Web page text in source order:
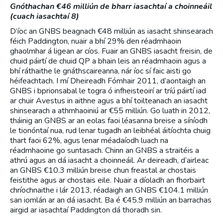
Gnóthachan €46 milliún de bharr iasachtaí a choinneáil
(cuach iasachtaí 8)
D’íoc an GNBS beagnach €48 milliún as iasacht shinsearach
féich Paddington, nuair a bhí 29% den réadmhaoin
ghaolmhar á ligean ar cíos. Fuair an GNBS iasacht freisin, de
chuid páirtí de chuid QP a bhain leis an réadmhaoin agus a
bhí ráthaithe le gnáthscaireanna, nár íoc sí faic aisti go
héifeachtach. I mí Dheireadh Fómhair 2011, d’aontaigh an
GNBS i bprionsabal le togra ó infheisteoirí ar tríú páirtí iad
ar chuir Avestus in aithne agus a bhí toilteanach an iasacht
shinsearach a athmhaoiniú ar €55 milliún. Go luath in 2012,
tháinig an GNBS ar an eolas faoi léasanna breise a síníodh
le tionóntaí nua, rud lenar tugadh an leibhéal áitíochta chuig
thart faoi 62%, agus lenar méadaíodh luach na
réadmhaoine go suntasach. Chinn an GNBS a straitéis a
athrú agus an dá iasacht a choinneáil. Ar deireadh, d’airleac
an GNBS €10.3 milliún breise chun freastal ar chostais
feistithe agus ar chostais eile. Nuair a díoladh an fhorbairt
chríochnaithe i lár 2013, réadaigh an GNBS €104.1 milliún
san iomlán ar an dá iasacht. Ba é €45.9 milliún an barrachas
airgid ar iasachtaí Paddington dá thoradh sin.